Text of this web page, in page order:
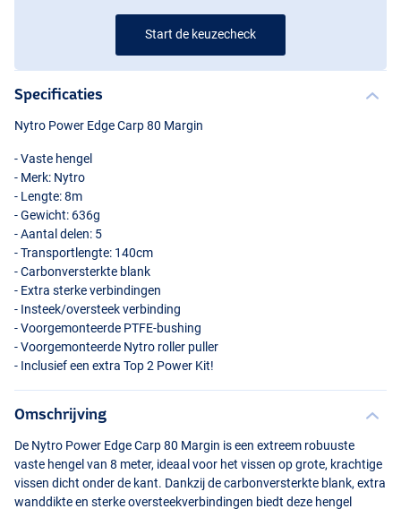
Start de keuzecheck
Specificaties
Nytro Power Edge Carp 80 Margin
- Vaste hengel
- Merk: Nytro
- Lengte: 8m
- Gewicht: 636g
- Aantal delen: 5
- Transportlengte: 140cm
- Carbonversterkte blank
- Extra sterke verbindingen
- Insteek/oversteek verbinding
- Voorgemonteerde PTFE-bushing
- Voorgemonteerde Nytro roller puller
- Inclusief een extra Top 2 Power Kit!
Omschrijving
De Nytro Power Edge Carp 80 Margin is een extreem robuuste
vaste hengel van 8 meter, ideaal voor het vissen op grote, krachtige
vissen dicht onder de kant. Dankzij de carbonversterkte blank, extra
wanddikte en sterke oversteekverbindingen biedt deze hengel